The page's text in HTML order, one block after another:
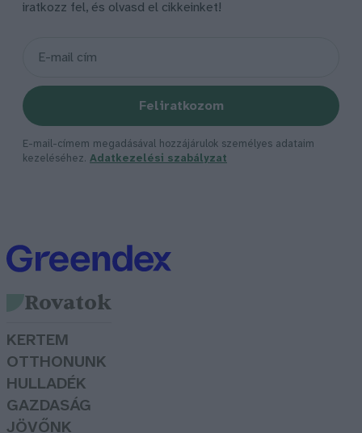
iratkozz fel, és olvasd el cikkeinket!
Feliratkozom
E-mail-címem megadásával hozzájárulok személyes adataim
kezeléséhez. Adatkezelési szabályzat
Rovatok
KERTEM
OTTHONUNK
HULLADÉK
GAZDASÁG
JÖVŐNK